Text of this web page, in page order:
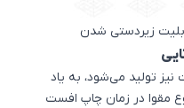
زیردستی شدن
نیز تولید می‌شود، به یاد
مقوا در زمان چاپ افست